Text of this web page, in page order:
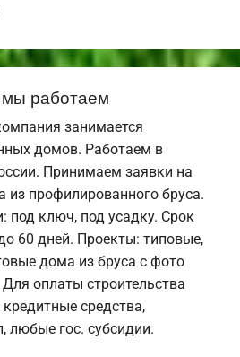
мы работаем
занимается
домов. Работаем в
Принимаем заявки на
из профилированного бруса.
под ключ, под усадку. Срок
60 дней. Проекты: типовые,
дома из бруса с фото
оплаты строительства
средства,
любые гос. субсидии.